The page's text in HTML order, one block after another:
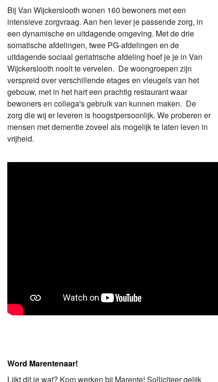
Bij Van Wijckerslooth wonen 160 bewoners met een
intensieve zorgvraag. Aan hen lever je passende zorg, in
een dynamische en uitdagende omgeving. Met de drie
somatische afdelingen, twee PG-afdelingen en de
uitdagende sociaal geriatrische afdeling hoef je je in Van
Wijckerslooth nooit te vervelen. De woongroepen zijn
verspreid over verschillende etages en vleugels van het
gebouw, met in het hart een prachtig restaurant waar
bewoners en collega's gebruik van kunnen maken. De
zorg die wij er leveren is hoogstpersoonlijk. We proberen er
mensen met dementie zoveel als mogelijk te laten leven in
vrijheid.
Word Marentenaar!
Lijkt dit je wat? Kom werken bij Marente! Solliciteer gelijk